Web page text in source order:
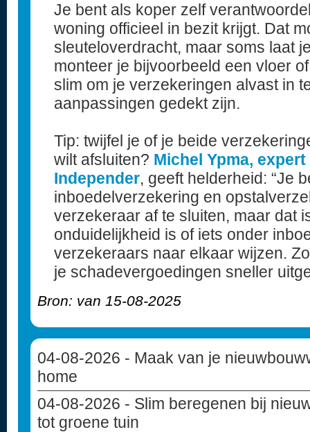
Je bent als koper zelf
woning officieel in bezit krijgt. Dat
sleuteloverdracht, maar soms laat
monteer je bijvoorbeeld een vloer
slim om je verzekeringen alvast in
aanpassingen gedekt zijn.
Tip: twijfel je of je beide
wilt afsluiten? Michel Ypma,
Independer, geeft helderheid: “Je
inboedelverzekering en
verzekeraar af te sluiten, maar dat
onduidelijkheid is of iets onder
verzekeraars naar elkaar wijzen.
je schadevergoedingen sneller
Bron: van 15-08-2025
04-08-2026 - Maak van je
home
04-08-2026 - Slim beregenen bij
tot groene tuin